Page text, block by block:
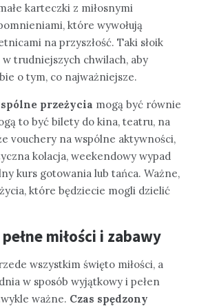
karteczki z miłosnymi
które wywołują
na przyszłość. Taki słoik
trudniejszych chwilach, aby
o tym, co najważniejsze.
przeżycia mogą być równie
to być bilety do kina, teatru, na
vouchery na wspólne aktywności,
kolacja, weekendowy wypad
kurs gotowania lub tańca. Ważne,
które będziecie mogli dzielić
miłości i zabawy
wszystkim święto miłości, a
w sposób wyjątkowy i pełen
ważne. Czas spędzony